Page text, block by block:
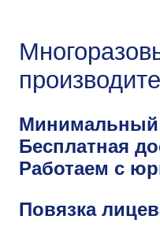
Минимальный
Бесплатная
Работаем с
Повязка